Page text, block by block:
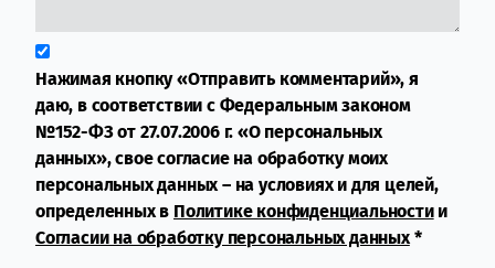
Нажимая кнопку «Отправить комментарий», я
даю, в соответствии с Федеральным законом
№152-ФЗ от 27.07.2006 г. «О персональных
данных», свое согласие на обработку моих
персональных данных – на условиях и для целей,
определенных в Политике конфиденциальностии
Согласии на обработку персональных данных*